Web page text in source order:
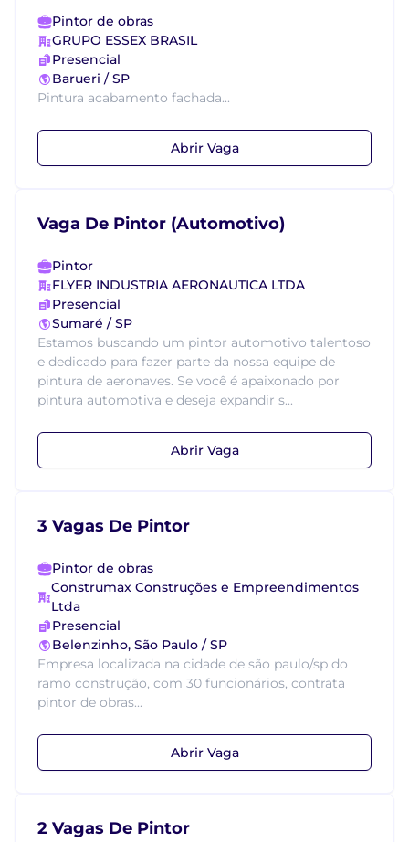
Pintor de obras
GRUPO ESSEX BRASIL
Presencial
Barueri / SP
Pintura acabamento fachada...
Abrir Vaga
Vaga De Pintor (Automotivo)
Pintor
FLYER INDUSTRIA AERONAUTICA LTDA
Presencial
Sumaré / SP
Estamos buscando um pintor automotivo talentoso
e dedicado para fazer parte da nossa equipe de
pintura de aeronaves. Se você é apaixonado por
pintura automotiva e deseja expandir s...
Abrir Vaga
3 Vagas De Pintor
Pintor de obras
Construmax Construções e Empreendimentos
Ltda
Presencial
Belenzinho, São Paulo / SP
Empresa localizada na cidade de são paulo/sp do
ramo construção, com 30 funcionários, contrata
pintor de obras...
Abrir Vaga
2 Vagas De Pintor